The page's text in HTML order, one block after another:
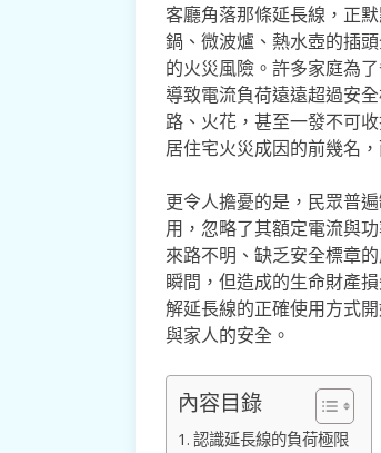
客廳角落那條延長線，正
鍋、微波爐、熱水壺的插
的火災風險。許多家庭為
導致電流負荷遠遠超過安
路、火花，甚至一發不可
居住宅火災成因的前幾名
更令人擔憂的是，民眾普
用，忽略了其額定電流與
來路不明、缺乏安全標章
瞬間，但造成的生命財產
解延長線的正確使用方式
與家人的安全。
內容目錄
認識延長線的負荷極限